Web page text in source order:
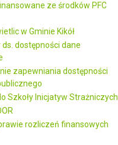
ze środków PFC
w Gminie Kikół
ds. dostępności dane
zapewniania dostępności
Szkoły Inicjatyw Strażniczych
rozliczeń finansowych